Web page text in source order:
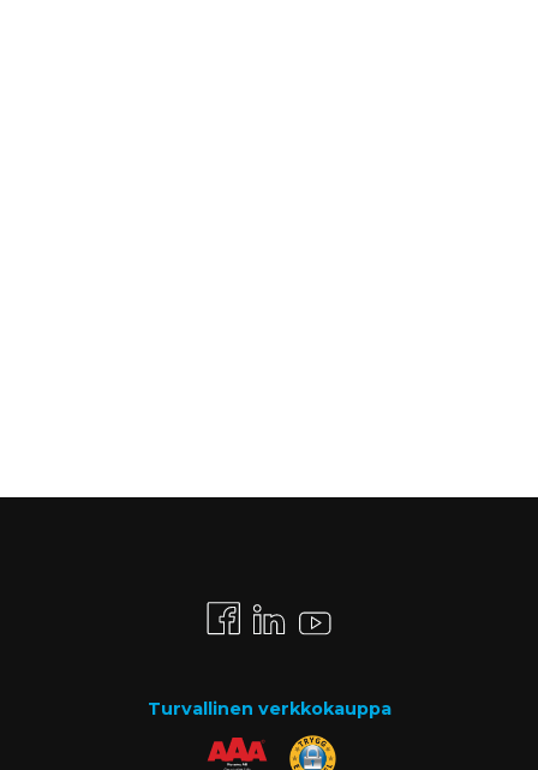
Turvallinen verkkokauppa